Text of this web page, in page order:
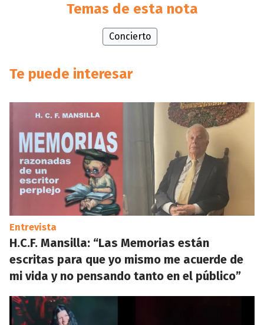
Temas de esta nota
Concierto
Te puede interesar
Entrevista
H.C.F. Mansilla: “Las Memorias están
escritas para que yo mismo me acuerde de
mi vida y no pensando tanto en el público”